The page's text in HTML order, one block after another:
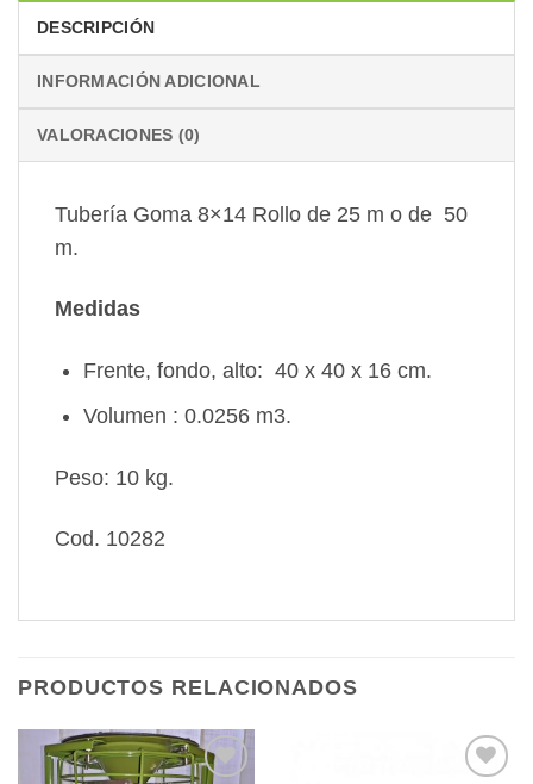
DESCRIPCIÓN
INFORMACIÓN ADICIONAL
VALORACIONES (0)
Tubería Goma 8×14 Rollo de 25 m o de 50
m.
Medidas
Frente, fondo, alto: 40 x 40 x 16 cm.
Volumen : 0.0256 m3.
Peso: 10 kg.
Cod. 10282
PRODUCTOS RELACIONADOS